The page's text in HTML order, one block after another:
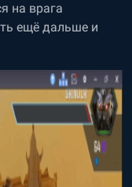
на врага
ещё дальше и